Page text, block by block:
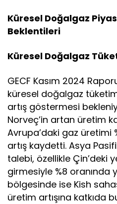
Küresel Doğalgaz
Beklentileri
Küresel Doğalgaz
GECF Kasım 2024
küresel doğalgaz
artış göstermesi
Norveç’in artan üretim
Avrupa’daki gaz üretimi
artış kaydetti. Asya
talebi, özellikle Çin’deki
girmesiyle %8 oranında
bölgesinde ise Kish
üretim artışına katkıda